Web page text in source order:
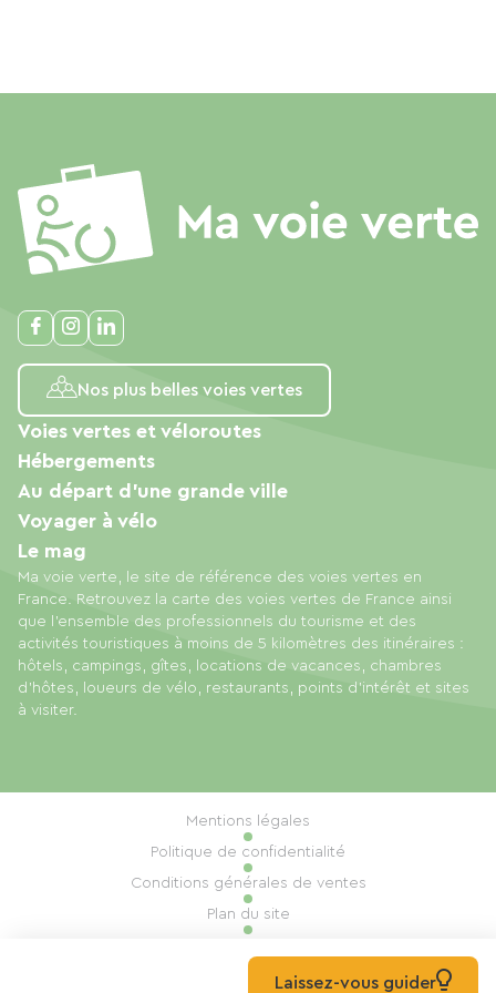
Nos plus belles voies vertes
Ma voie verte, le site de référence des voies vertes en
France. Retrouvez la carte des voies vertes de France ainsi
que l'ensemble des professionnels du tourisme et des
activités touristiques à moins de 5 kilomètres des itinéraires :
hôtels, campings, gîtes, locations de vacances, chambres
d'hôtes, loueurs de vélo, restaurants, points d'intérêt et sites
à visiter.
Voies vertes et véloroutes
Hébergements
Au départ d'une grande ville
Voyager à vélo
Le mag
Mentions légales
Politique de confidentialité
Conditions générales de ventes
Plan du site
Réalisation : Mill, PrivasLaissez-vous guider